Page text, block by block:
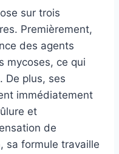
sur trois
Premièrement,
des agents
mycoses, ce qui
De plus, ses
immédiatement
et
de
sa formule travaille